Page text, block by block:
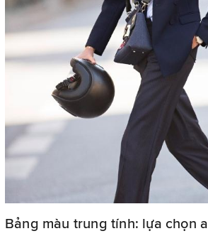
Bảng màu trung tính: lựa chọn